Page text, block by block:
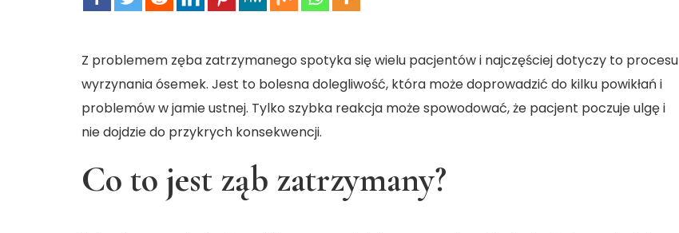
Z problemem zęba zatrzymanego spotyka się wielu pacjentów i najczęściej dotyczy to procesu
wyrzynania ósemek. Jest to bolesna dolegliwość, która może doprowadzić do kilku powikłań i
problemów w jamie ustnej. Tylko szybka reakcja może spowodować, że pacjent poczuje ulgę i
nie dojdzie do przykrych konsekwencji.
Co to jest ząb zatrzymany?